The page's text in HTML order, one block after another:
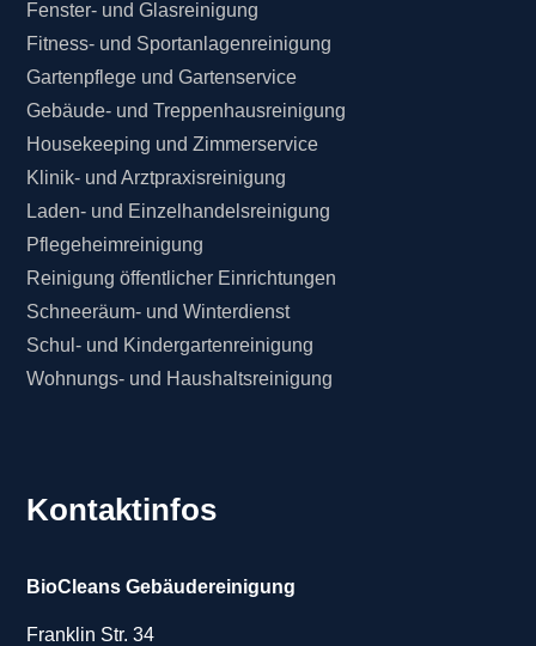
Fenster- und Glasreinigung
Fitness- und Sportanlagenreinigung
Gartenpflege und Gartenservice
Gebäude- und Treppenhausreinigung
Housekeeping und Zimmerservice
Klinik- und Arztpraxisreinigung
Laden- und Einzelhandelsreinigung
Pflegeheimreinigung
Reinigung öffentlicher Einrichtungen
Schneeräum- und Winterdienst
Schul- und Kindergartenreinigung
Wohnungs- und Haushaltsreinigung
Kontaktinfos
BioCleans Gebäudereinigung
Franklin Str. 34